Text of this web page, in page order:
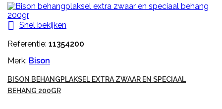
 Snel bekijken
Referentie: 11354200
Merk: Bison
BISON BEHANGPLAKSEL EXTRA ZWAAR EN SPECIAAL
BEHANG 200GR